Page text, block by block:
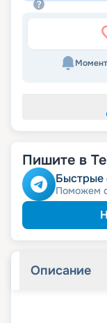
Пишите в
Быстрые
Поможем
Описание